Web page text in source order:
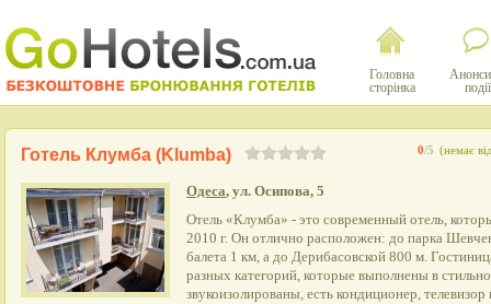
Головна
сторінка
події
0/5 (немає
Готель Клумба (Klumba)
Одеса, ул. Осипова, 5
Отель «Клумба» - это современный отель,
2010 г. Он отлично расположен: до парка
балета 1 км, а до Дерибасовской 800 м.
разных категорий, которые выполнены в
звукоизолированы, есть кондиционер,